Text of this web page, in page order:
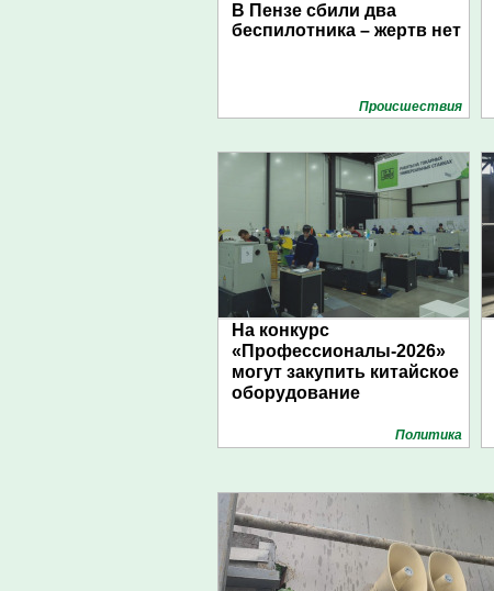
В Пензе сбили два
беспилотника – жертв нет
Проиcшествия
На конкурс
«Профессионалы-2026»
могут закупить китайское
оборудование
Политика